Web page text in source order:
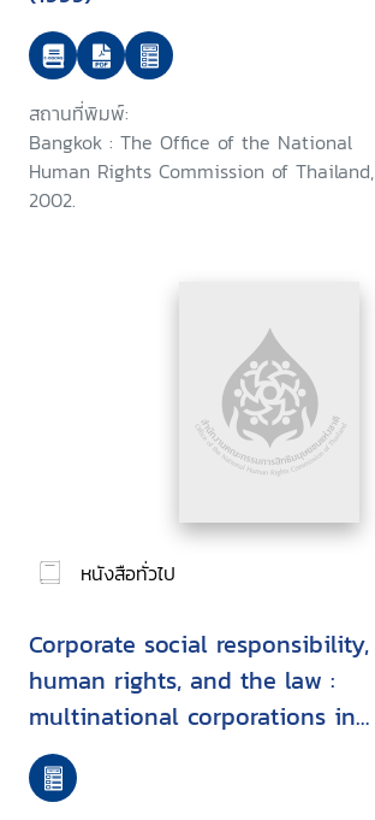
สถานที่พิมพ์:
Bangkok : The Office of the National
Human Rights Commission of Thailand,
2002.
หนังสือทั่วไป
Corporate social responsibility,
human rights, and the law :
multinational corporations in
developing countries